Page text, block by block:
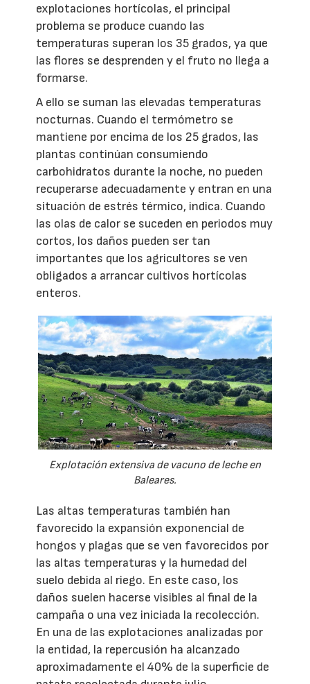
explotaciones hortícolas, el principal
problema se produce cuando las
temperaturas superan los 35 grados, ya que
las flores se desprenden y el fruto no llega a
formarse.
A ello se suman las elevadas temperaturas
nocturnas. Cuando el termómetro se
mantiene por encima de los 25 grados, las
plantas continúan consumiendo
carbohidratos durante la noche, no pueden
recuperarse adecuadamente y entran en una
situación de estrés térmico, indica. Cuando
las olas de calor se suceden en periodos muy
cortos, los daños pueden ser tan
importantes que los agricultores se ven
obligados a arrancar cultivos hortícolas
enteros.
Explotación extensiva de vacuno de leche en
Baleares.
Las altas temperaturas también han
favorecido la expansión exponencial de
hongos y plagas que se ven favorecidos por
las altas temperaturas y la humedad del
suelo debida al riego. En este caso, los
daños suelen hacerse visibles al final de la
campaña o una vez iniciada la recolección.
En una de las explotaciones analizadas por
la entidad, la repercusión ha alcanzado
aproximadamente el 40% de la superficie de